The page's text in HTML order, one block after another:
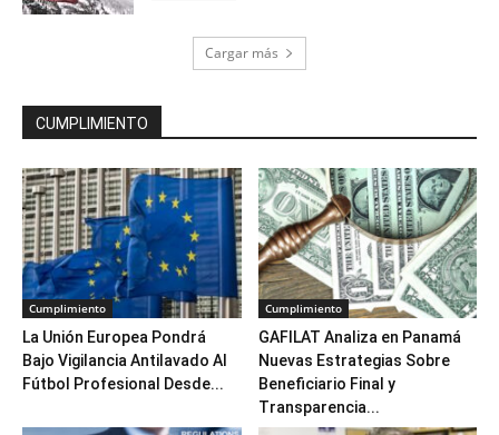
Cargar más
CUMPLIMIENTO
Cumplimiento
La Unión Europea Pondrá
Bajo Vigilancia Antilavado Al
Fútbol Profesional Desde...
Cumplimiento
GAFILAT Analiza en Panamá
Nuevas Estrategias Sobre
Beneficiario Final y
Transparencia...